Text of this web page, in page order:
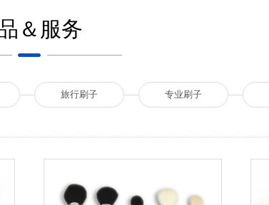
＆服务
旅行刷子 专业刷子